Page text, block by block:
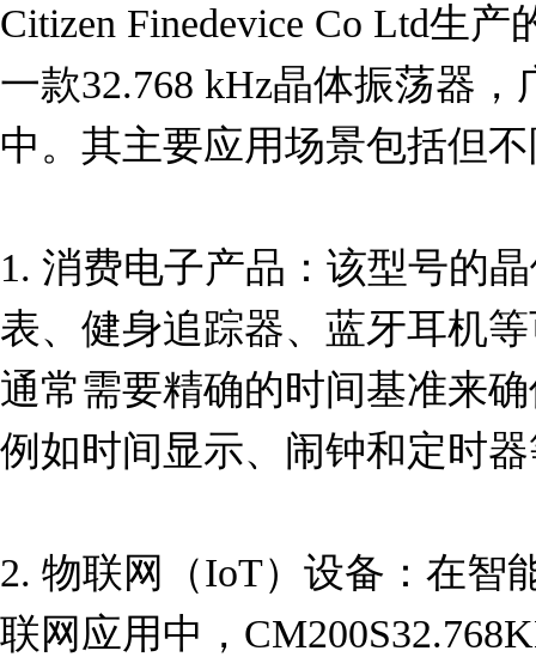
Citizen Finedevice Co Ltd生
一款32.768 kHz晶体振荡器
中。其主要应用场景包括但
1. 消费电子产品：该型号的
表、健身追踪器、蓝牙耳机
通常需要精确的时间基准来
例如时间显示、闹钟和定时
2. 物联网（IoT）设备：在智
联网应用中，